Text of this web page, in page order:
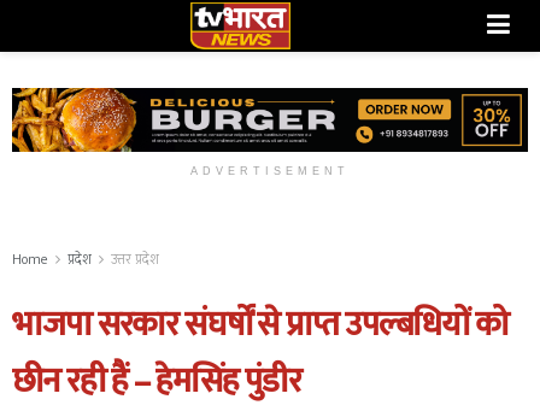
ADVERTISEMENT
Home प्रदेश उत्तर प्रदेश
भाजपा सरकार संघर्षों से प्राप्त उपल्बधियों को
छीन रही हैं – हेमसिंह पुंडीर